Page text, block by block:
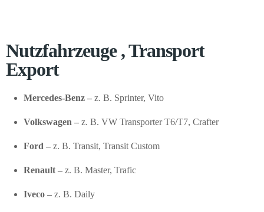
Nutzfahrzeuge , Transport
Export
Mercedes-Benz – z. B. Sprinter, Vito
Volkswagen – z. B. VW Transporter T6/T7, Crafter
Ford – z. B. Transit, Transit Custom
Renault – z. B. Master, Trafic
Iveco – z. B. Daily